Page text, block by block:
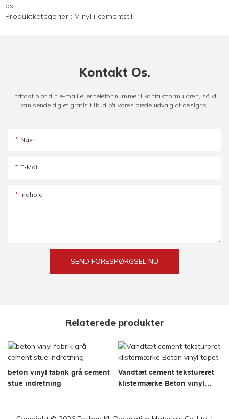
os.
Produktkategorier :Vinyl i cementstil
Kontakt Os.
Indtast blot din e-mail eller telefonnummer i kontaktformularen, så vi
kan sende dig et gratis tilbud på vores brede udvalg af designs.
Navn
E-Mail.
Indhold
SEND FORESPØRGSEL NU
Relaterede produkter
beton vinyl fabrik grå cement
stue indretning
Vandtæt cement tekstureret
klistermærke Beton vinyl